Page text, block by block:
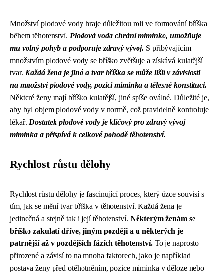
Množství plodové vody hraje důležitou roli ve formování bříška
během těhotenství. Plodová voda chrání miminko, umožňuje
mu volný pohyb a podporuje zdravý vývoj. S přibývajícím
množstvím plodové vody se bříško zvětšuje a získává kulatější
tvar. Každá žena je jiná a tvar bříška se může lišit v závislosti
na množství plodové vody, pozici miminka a tělesné konstituci.
Některé ženy mají bříško kulatější, jiné spíše oválné. Důležité je,
aby byl objem plodové vody v normě, což pravidelně kontroluje
lékař. Dostatek plodové vody je klíčový pro zdravý vývoj
miminka a přispívá k celkové pohodě těhotenství.
Rychlost růstu dělohy
Rychlost růstu dělohy je fascinující proces, který úzce souvisí s
tím, jak se mění tvar bříška v těhotenství. Každá žena je
jedinečná a stejně tak i její těhotenství. Některým ženám se
bříško zakulatí dříve, jiným později a u některých je
patrnější až v pozdějších fázích těhotenství. To je naprosto
přirozené a závisí to na mnoha faktorech, jako je například
postava ženy před otěhotněním, pozice miminka v děloze nebo